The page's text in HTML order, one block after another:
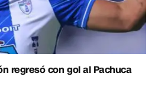
regresó con gol al Pachuca